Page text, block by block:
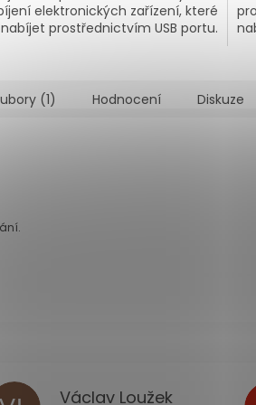
elektronických zařízení, které
prostřednictvím USB portu.
(1) Hodnocení Diskuze
Václav Loužek